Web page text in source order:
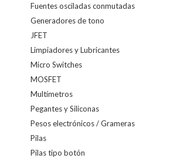
Fuentes osciladas conmutadas
Generadores de tono
JFET
Limpiadores y Lubricantes
Micro Switches
MOSFET
Multímetros
Pegantes y Siliconas
Pesos electrónicos / Grameras
Pilas
Pilas tipo botón